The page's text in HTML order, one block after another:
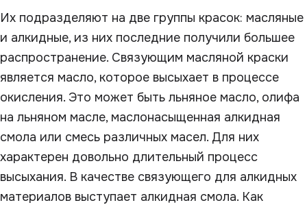
Их подразделяют на две группы красок: масляные
и алкидные, из них последние получили большее
распространение. Связующим масляной краски
является масло, которое высыхает в процессе
окисления. Это может быть льняное масло, олифа
на льняном масле, маслонасыщенная алкидная
смола или смесь различных масел. Для них
характерен довольно длительный процесс
высыхания. В качестве связующего для алкидных
материалов выступает алкидная смола. Как